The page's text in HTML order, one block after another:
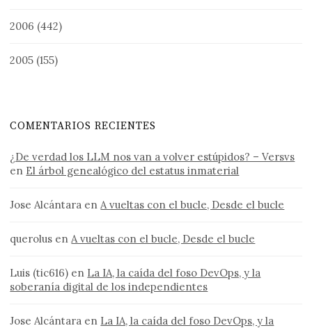
2006 (442)
2005 (155)
COMENTARIOS RECIENTES
¿De verdad los LLM nos van a volver estúpidos? – Versvs
en El árbol genealógico del estatus inmaterial
Jose Alcántara enA vueltas con el bucle, Desde el bucle
querolus enA vueltas con el bucle, Desde el bucle
Luis (tic616) en La IA, la caída del foso DevOps, y la
soberanía digital de los independientes
Jose Alcántara en La IA, la caída del foso DevOps, y la